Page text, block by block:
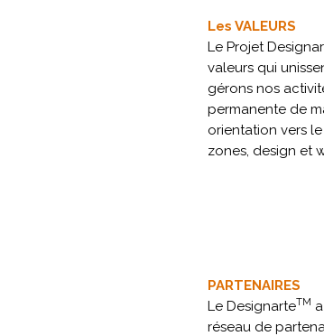
Les VALEURS
Le Projet
valeurs qui
gérons nos
permanente de
orientation vers
zones, design et
PARTENAIRES
Le DesignarteTM
réseau de